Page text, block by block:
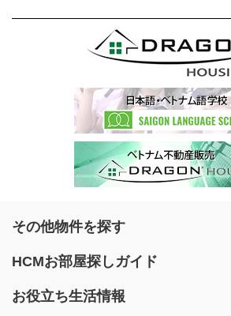
その他物件を探す
HCMお部屋探しガイド
お役立ち生活情報